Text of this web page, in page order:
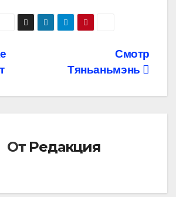
Смотр
Тяньаньмэнь
От Редакция